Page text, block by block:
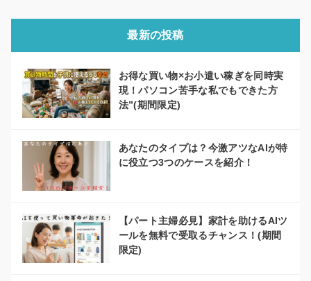
最新の投稿
お得な買い物×お小遣い稼ぎを同時実
現！パソコン苦手な私でもできた方
法”(期間限定)
あなたのタイプは？今激アツなAIが特
に役立つ3つのケースを紹介！
【パート主婦必見】家計を助けるAIツ
ールを無料で受取るチャンス！(期間
限定)